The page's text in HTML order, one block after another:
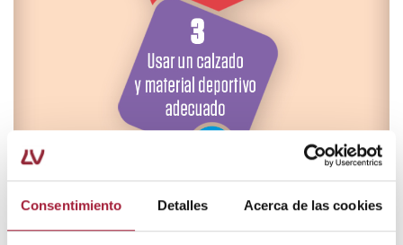
Consentimiento Detalles Acerca de las cookies